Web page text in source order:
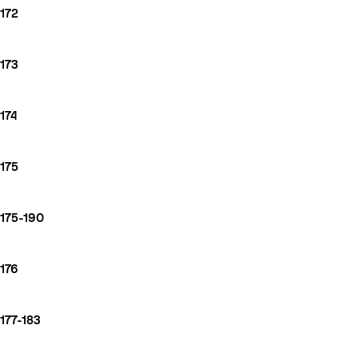
172
173
174
175
175-190
176
177-183